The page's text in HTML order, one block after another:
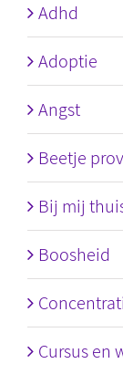
Adhd
Adoptie
Angst
Beetje
Bij mij
Boosheid
Cursus en